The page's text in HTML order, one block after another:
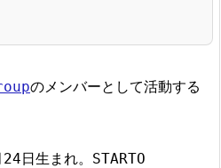
のメンバーとして活動する
日生まれ。STARTO